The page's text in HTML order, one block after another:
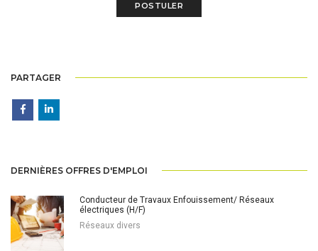
PARTAGER
DERNIÈRES OFFRES D'EMPLOI
Conducteur de Travaux Enfouissement/ Réseaux
électriques (H/F)
Réseaux divers